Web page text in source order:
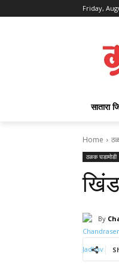
Friday,
सातारा
Home
ठळक घडामोडी
By